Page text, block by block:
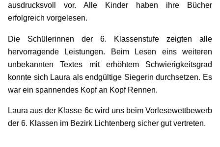
ausdrucksvoll vor. Alle Kinder haben ihre Bücher
erfolgreich vorgelesen.
Die Schülerinnen der 6. Klassenstufe zeigten alle
hervorragende Leistungen. Beim Lesen eins weiteren
unbekannten Textes mit erhöhtem Schwierigkeitsgrad
konnte sich Laura als endgültige Siegerin durchsetzen. Es
war ein spannendes Kopf an Kopf Rennen.
Laura aus der Klasse 6c wird uns beim Vorlesewettbewerb
der 6. Klassen im Bezirk Lichtenberg sicher gut vertreten.